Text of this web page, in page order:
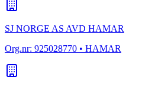
SJ NORGE AS AVD HAMAR
Org.nr: 925028770 • HAMAR